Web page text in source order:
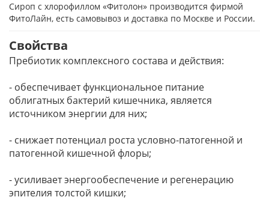
Сироп с хлорофиллом «Фитолон» производится фирмой
ФитоЛайн, есть самовывоз и доставка по Москве и России.
Свойства
Пребиотик комплексного состава и действия:
- обеспечивает функциональное питание
облигатных бактерий кишечника, является
источником энергии для них;
- снижает потенциал роста условно-патогенной и
патогенной кишечной флоры;
- усиливает энергообеспечение и регенерацию
эпителия толстой кишки;